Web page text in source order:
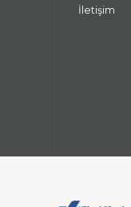
İletişim